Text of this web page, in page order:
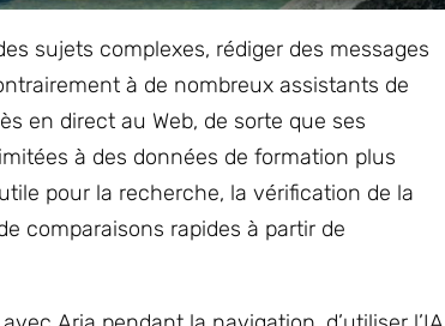
sujets complexes, rédiger des messages
à de nombreux assistants de
en direct au Web, de sorte que ses
à des données de formation plus
pour la recherche, la vérification de la
comparaisons rapides à partir de